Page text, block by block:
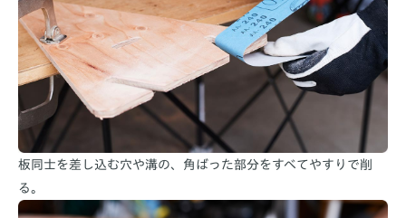
板同士を差し込む穴や溝の、角ばった部分をすべてやすりで削
る。